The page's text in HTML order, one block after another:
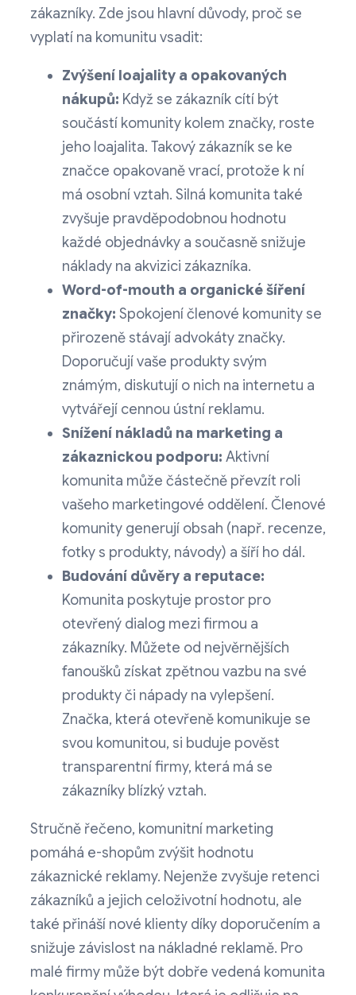
zákazníky. Zde jsou hlavní důvody, proč se
vyplatí na komunitu vsadit:
Zvýšení loajality a opakovaných
nákupů: Když se zákazník cítí být
součástí komunity kolem značky, roste
jeho loajalita. Takový zákazník se ke
značce opakovaně vrací, protože k ní
má osobní vztah. Silná komunita také
zvyšuje pravděpodobnou hodnotu
každé objednávky a současně snižuje
náklady na akvizici zákazníka.
Word-of-mouth a organické šíření
značky: Spokojení členové komunity se
přirozeně stávají advokáty značky.
Doporučují vaše produkty svým
známým, diskutují o nich na internetu a
vytvářejí cennou ústní reklamu.
Snížení nákladů na marketing a
zákaznickou podporu: Aktivní
komunita může částečně převzít roli
vašeho marketingové oddělení. Členové
komunity generují obsah (např. recenze,
fotky s produkty, návody) a šíří ho dál.
Budování důvěry a reputace:
Komunita poskytuje prostor pro
otevřený dialog mezi firmou a
zákazníky. Můžete od nejvěrnějších
fanoušků získat zpětnou vazbu na své
produkty či nápady na vylepšení.
Značka, která otevřeně komunikuje se
svou komunitou, si buduje pověst
transparentní firmy, která má se
zákazníky blízký vztah.
Stručně řečeno, komunitní marketing
pomáhá e-shopům zvýšit hodnotu
zákaznické reklamy. Nejenže zvyšuje retenci
zákazníků a jejich celoživotní hodnotu, ale
také přináší nové klienty díky doporučením a
snižuje závislost na nákladné reklamě. Pro
malé firmy může být dobře vedená komunita